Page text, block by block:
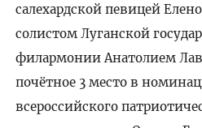
салехардской певицей
солистом Луганской
филармонии Анатолием
почётное 3 место в
всероссийского